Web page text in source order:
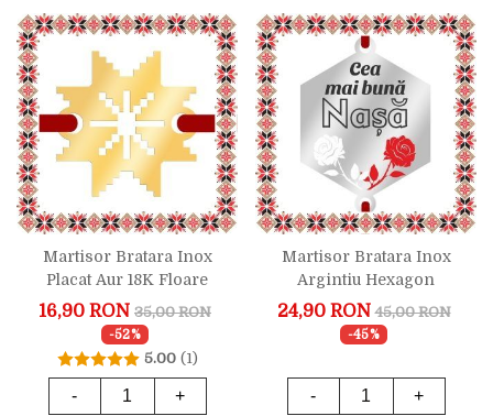
Martisor Bratara Inox
Placat Aur 18K Floare
Motive Traditionale
16,90 RON 35,00 RON
-52%
5.00 (1)
- +
Martisor Bratara Inox
Argintiu Hexagon
Trandafiri Dedicatie Nasa
24,90 RON 45,00 RON
-45%
- +